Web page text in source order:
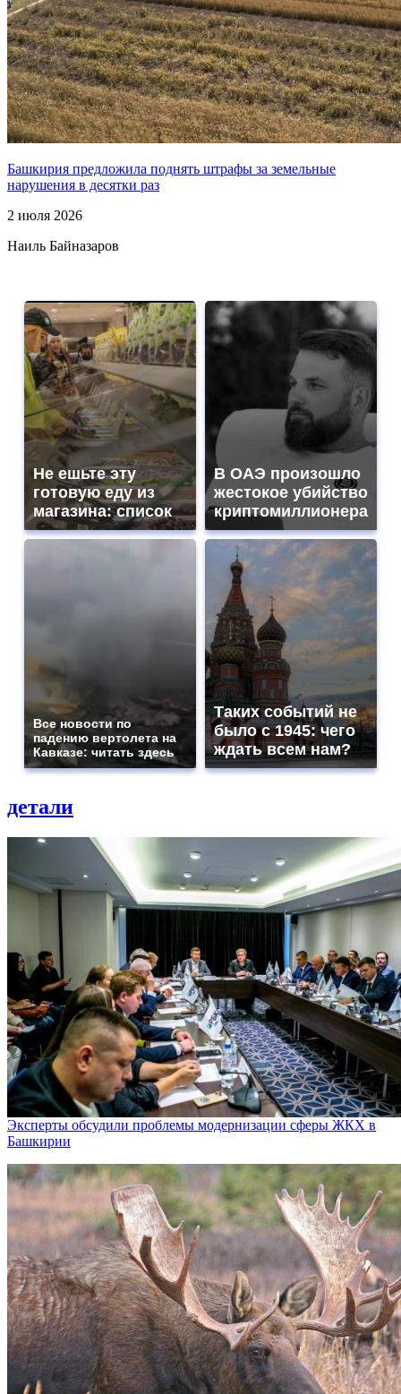
Башкирия предложила поднять штрафы за земельные
нарушения в десятки раз
2 июля 2026
Наиль Байназаров
Не ешьте эту
готовую еду из
магазина: список
В ОАЭ произошло
жестокое убийство
криптомиллионера
Все новости по
падению вертолета на
Кавказе: читать здесь
Таких событий не
было с 1945: чего
ждать всем нам?
детали
Эксперты обсудили проблемы модернизации сферы ЖКХ в
Башкирии